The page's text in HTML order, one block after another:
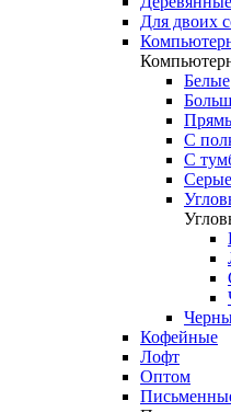
Для двоих
Белые
С
С
Серые
Кофейные
Лофт
Оптом